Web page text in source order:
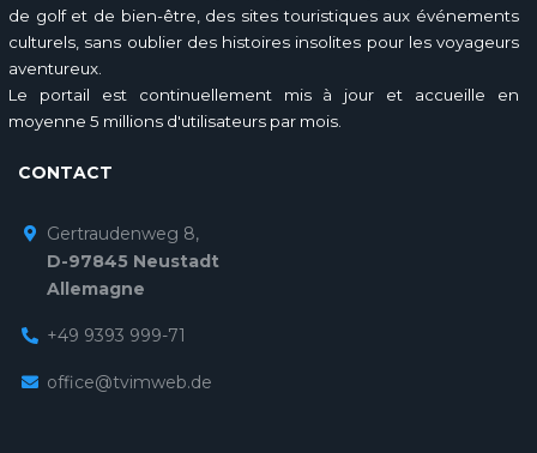
de golf et de bien-être, des sites touristiques aux événements
culturels, sans oublier des histoires insolites pour les voyageurs
aventureux.
Le portail est continuellement mis à jour et accueille en
moyenne 5 millions d'utilisateurs par mois.
CONTACT
Gertraudenweg 8,
D-97845 Neustadt
Allemagne
+49 9393 999-71
office@tvimweb.de